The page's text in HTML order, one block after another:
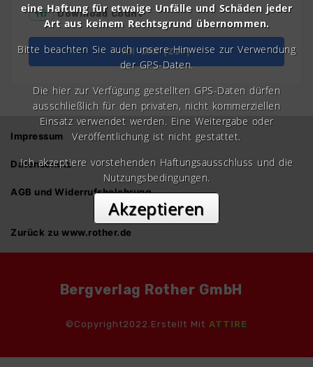
117 Download Count
All GPX (ZIP)
Impressum
Datenschutz
AGB und Widerrufsbelehrung
Zurück zu www.rother.de
Bergverlag Rother GmbH
©Copyright2022.Erstellt Mit ATTIRE
eine Haftung für etwaige Unfälle und Schäden jeder
Art aus keinem Rechtsgrund übernommen.
Bitte beachten Sie auch unsere Hinweise zur Verwendung
der GPS-Daten.
Die hier zur Verfügung gestellten GPS-Daten dürfen
ausschließlich für den privaten, nicht kommerziellen
Einsatz verwendet werden. Eine Weitergabe oder
Veröffentlichung ist nicht gestattet.
Ich akzeptiere vorstehenden Haftungsausschluss und die
Nutzungsbedingungen.
Akzeptieren